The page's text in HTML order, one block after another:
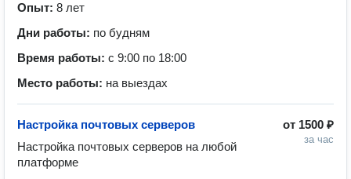
Опыт: 8 лет
Дни работы: по будням
Время работы: с 9:00 по 18:00
Место работы: на выездах
от 1500 ₽
за час
Настройка почтовых серверов
Настройка почтовых серверов на любой
платформе